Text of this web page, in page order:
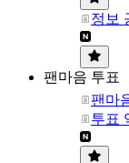
정보
팬마음 투표
팬마
투표